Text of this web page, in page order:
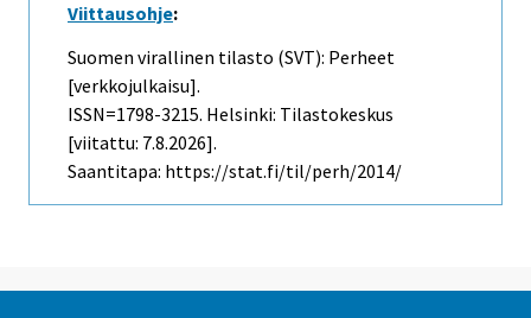
Viittausohje:
Suomen virallinen tilasto (SVT): Perheet
[verkkojulkaisu].
ISSN=1798-3215. Helsinki: Tilastokeskus
[viitattu: 7.8.2026].
Saantitapa: https://stat.fi/til/perh/2014/